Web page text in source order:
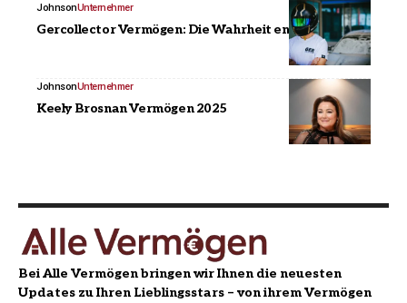
JohnsonUnternehmer
Gercollector Vermögen: Die Wahrheit enthüllt!
JohnsonUnternehmer
Keely Brosnan Vermögen 2025
Bei Alle Vermögen bringen wir Ihnen die neuesten
Updates zu Ihren Lieblingsstars – von ihrem Vermögen